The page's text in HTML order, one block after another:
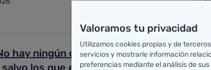
hay ningún consultorio cerrado en
los que están en obras y dos
Valoramos tu privacidad
Utilizamos cookies propias y de
servicios y mostrarle información
preferencias mediante el análisis de